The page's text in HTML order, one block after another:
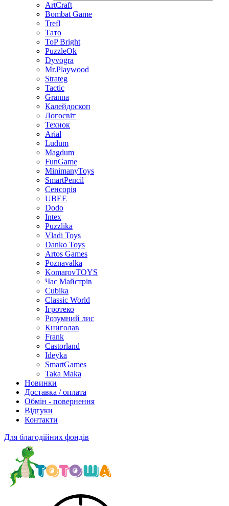
ArtCraft
Bombat Game
Trefl
Тато
ToP Bright
PuzzleOk
Dyvogra
Mr.Playwood
Strateg
Tactic
Granna
Калейдоскоп
Логосвіт
Технок
Arial
Ludum
Magdum
FunGame
MinimanyToys
SmartPencil
Сенсорія
UBEE
Dodo
Intex
Puzzlika
Vladi Toys
Danko Toys
Artos Games
Poznavalka
KomarovTOYS
Час Майстрів
Cubika
Classic World
Ігротеко
Розумний лис
Книголав
Frank
Castorland
Ideyka
SmartGames
Taka Maka
Новинки
Доставка / оплата
Обмін - повернення
Відгуки
Контакти
Для благодійних фондів